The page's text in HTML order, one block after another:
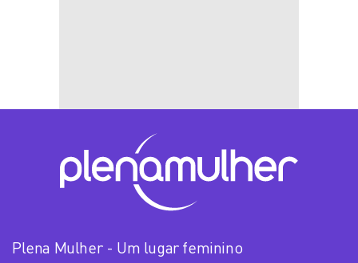
Plena Mulher - Um lugar feminino